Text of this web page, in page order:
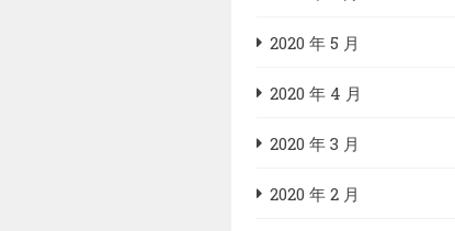
2020 年 5 月
2020 年 4 月
2020 年 3 月
2020 年 2 月